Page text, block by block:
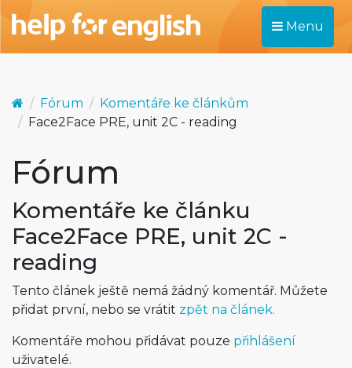
Menu
Fórum
Komentáře ke článkům
Face2Face PRE, unit 2C - reading
Fórum
Komentáře ke článku
Face2Face PRE, unit 2C -
reading
Tento článek ještě nemá žádný komentář. Můžete
přidat první, nebo se vrátit zpět na článek.
Komentáře mohou přidávat pouze přihlášení
uživatelé.